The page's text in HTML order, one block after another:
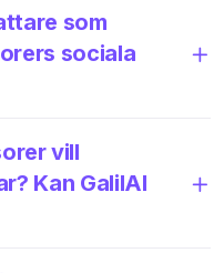
som
sociala
vill
Kan GalilAI